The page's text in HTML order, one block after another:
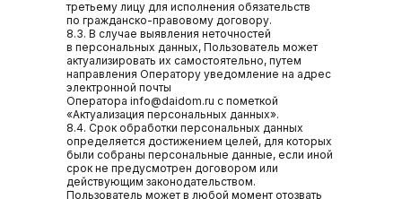
третьему лицу для исполнения обязательств
по гражданско-правовому договору.
8.3. В случае выявления неточностей
в персональных данных, Пользователь может
актуализировать их самостоятельно, путем
направления Оператору уведомление на адрес
электронной почты
Оператора info@daidom.ru с пометкой
«Актуализация персональных данных».
8.4. Срок обработки персональных данных
определяется достижением целей, для которых
были собраны персональные данные, если иной
срок не предусмотрен договором или
действующим законодательством.
Пользователь может в любой момент отозвать
info@daidom.ru
+7 995 152 10 68
Адрес
Москва, Партийный
пер., 1, корп. 57, стр. 3